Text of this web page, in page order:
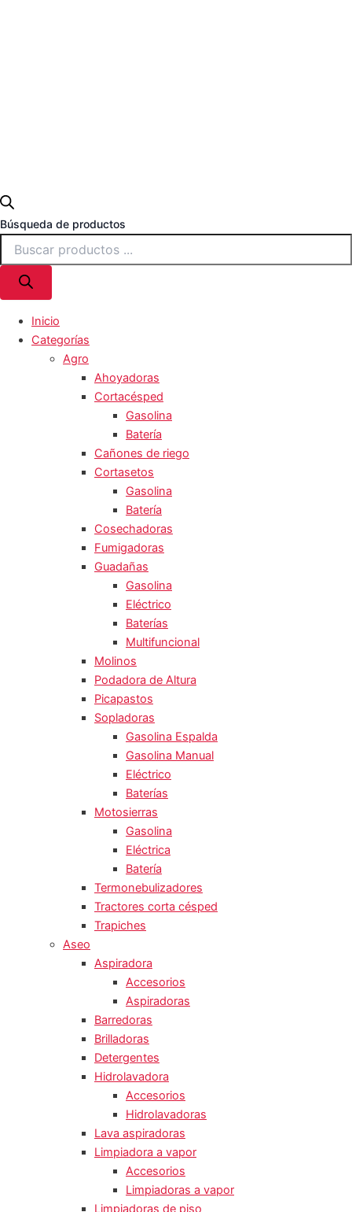
Búsqueda de productos
Inicio
Categorías
Agro
Ahoyadoras
Cortacésped
Gasolina
Batería
Cañones de riego
Cortasetos
Gasolina
Batería
Cosechadoras
Fumigadoras
Guadañas
Gasolina
Eléctrico
Baterías
Multifuncional
Molinos
Podadora de Altura
Picapastos
Sopladoras
Gasolina Espalda
Gasolina Manual
Eléctrico
Baterías
Motosierras
Gasolina
Eléctrica
Batería
Termonebulizadores
Tractores corta césped
Trapiches
Aseo
Aspiradora
Accesorios
Aspiradoras
Barredoras
Brilladoras
Detergentes
Hidrolavadora
Accesorios
Hidrolavadoras
Lava aspiradoras
Limpiadora a vapor
Accesorios
Limpiadoras a vapor
Limpiadoras de piso